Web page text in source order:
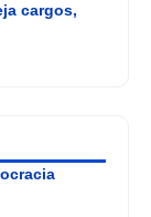
cargos,